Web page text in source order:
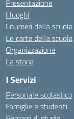
Presentazione
I luoghi
I numeri della scuola
Le carte della scuola
Organizzazione
La storia
I Servizi
Personale scolastico
Famiglie e studenti